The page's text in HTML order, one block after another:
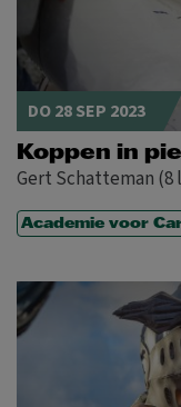
DO 28 SEP 2023
Koppen in
Gert Schatteman (8
Academie voor